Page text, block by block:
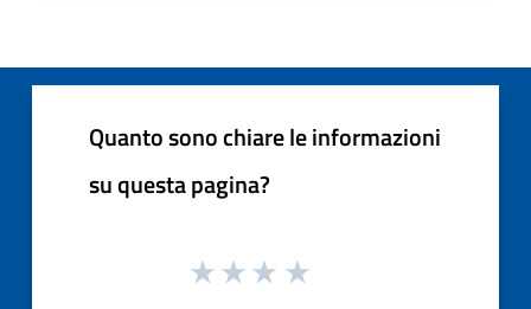
Quanto sono chiare le informazioni
su questa pagina?